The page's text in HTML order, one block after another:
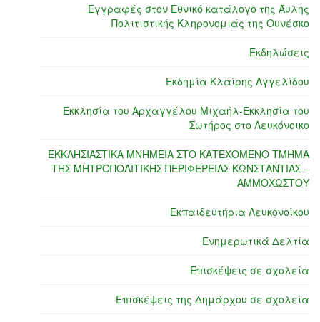
Εγγραφές στον Εθνικό κατάλογο της Άυλης
Πολιτιστικής Κληρονομιάς της Ουνέσκο
Εκδηλώσεις
Εκδημία Κλαίρης Αγγελίδου
Εκκλησία του Αρχαγγέλου Μιχαήλ-Εκκλησία του
Σωτήρος στο Λευκόνοικο
ΕΚΚΛΗΣΙΑΣΤΙΚΑ ΜΝΗΜΕΙΑ ΣΤΟ ΚΑΤΕΧΟΜΕΝΟ ΤΜΗΜΑ
ΤΗΣ ΜΗΤΡΟΠΟΛΙΤΙΚΗΣ ΠΕΡΙΦΕΡΕΙΑΣ ΚΩΝΣΤΑΝΤΙΑΣ –
ΑΜΜΟΧΩΣΤΟΥ
Εκπαιδευτήρια Λευκονοίκου
Ενημερωτικά Δελτία
Επισκέψεις σε σχολεία
Επισκέψεις της Δημάρχου σε σχολεία